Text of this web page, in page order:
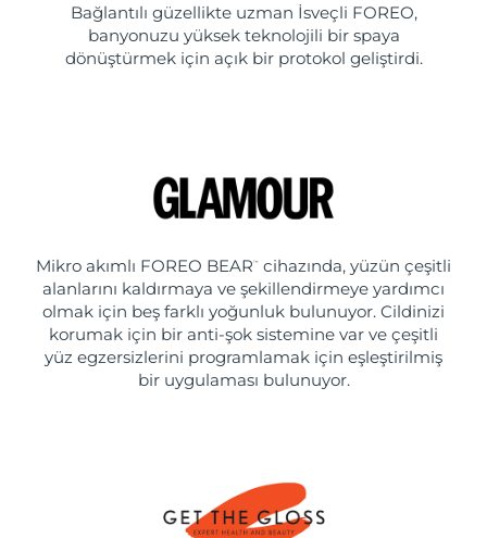
Bağlantılı güzellikte uzman İsveçli FOREO,
banyonuzu yüksek teknolojili bir spaya
dönüştürmek için açık bir protokol geliştirdi.
Mikro akımlı FOREO BEAR ™
cihazında, yüzün çeşitli
alanlarını kaldırmaya ve şekillendirmeye yardımcı
olmak için beş farklı yoğunluk bulunuyor. Cildinizi
korumak için bir anti-şok sistemine var ve çeşitli
yüz egzersizlerini programlamak için eşleştirilmiş
bir uygulaması bulunuyor.